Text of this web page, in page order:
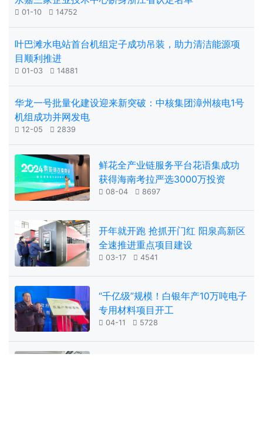
 01-10  14752
叶巴滩水电站首台机组定子成功吊装，助力清洁能源项
目顺利推进
 01-03  14881
华龙一号批量化建设迎来新突破：中核集团漳州核电1号
机组成功并网发电
 12-05  2839
鲜花全产业链服务平台花语集成功
获得海南考拉严选3000万投资
 08-04  8697
开年就开跑 抢抓开门红 阳泉高新区
全速推进重点项目建设
 03-17  4541
“千亿级”规模！白银年产10万吨电子
专用材料项目开工
 04-11  5728